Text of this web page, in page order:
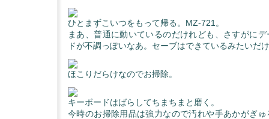
ひとまずこいつをもって帰る。MZ-721。
まあ、普通に動いているのだけれども、さすがに
ドが不調っぽいなあ。セーブはできているみたいだ
ほこりだらけなのでお掃除。
キーボードはばらしてちまちまと磨く。
今時のお掃除用品は強力なので汚れや手あかがぎ